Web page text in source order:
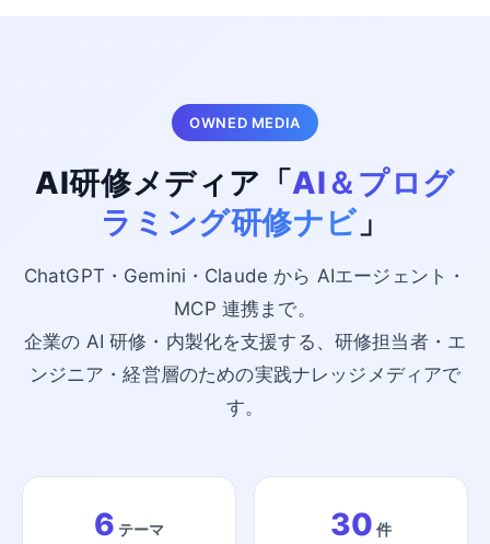
OWNED MEDIA
AI研修メディア「AI＆プログ
ラミング研修ナビ」
ChatGPT・Gemini・Claude から AIエージェント・
MCP 連携まで。
企業の AI 研修・内製化を支援する、研修担当者・エ
ンジニア・経営層のための実践ナレッジメディアで
す。
6 テーマ 30 件